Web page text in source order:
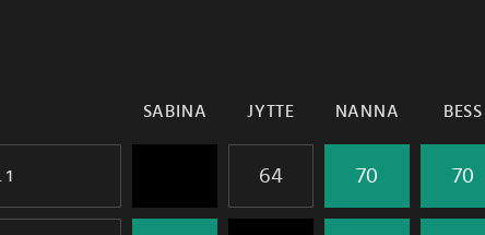
SABINA JYTTE NANNA BESS